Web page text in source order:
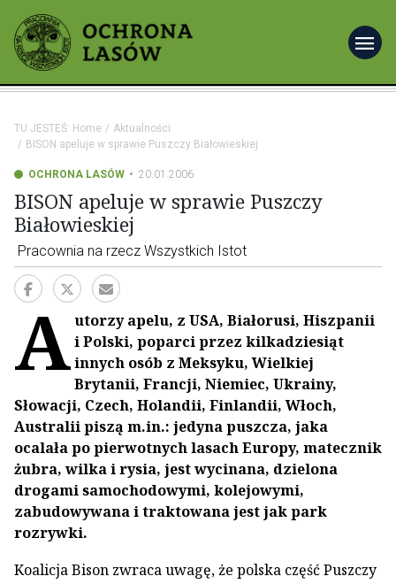
menu
TU JESTEŚ: Home
Aktualności
BISON apeluje w sprawie Puszczy Białowieskiej
OCHRONA LASÓW 20.01.2006
BISON apeluje w sprawie Puszczy
Białowieskiej
Pracownia na rzecz Wszystkich Istot
Autorzy apelu, z USA, Białorusi, Hiszpanii
i Polski, poparci przez kilkadziesiąt
innych osób z Meksyku, Wielkiej
Brytanii, Francji, Niemiec, Ukrainy,
Słowacji, Czech, Holandii, Finlandii, Włoch,
Australii piszą m.in.: jedyna puszcza, jaka
ocalała po pierwotnych lasach Europy, matecznik
żubra, wilka i rysia, jest wycinana, dzielona
drogami samochodowymi, kolejowymi,
zabudowywana i traktowana jest jak park
rozrywki.
Koalicja Bison zwraca uwagę, że polska część Puszczy